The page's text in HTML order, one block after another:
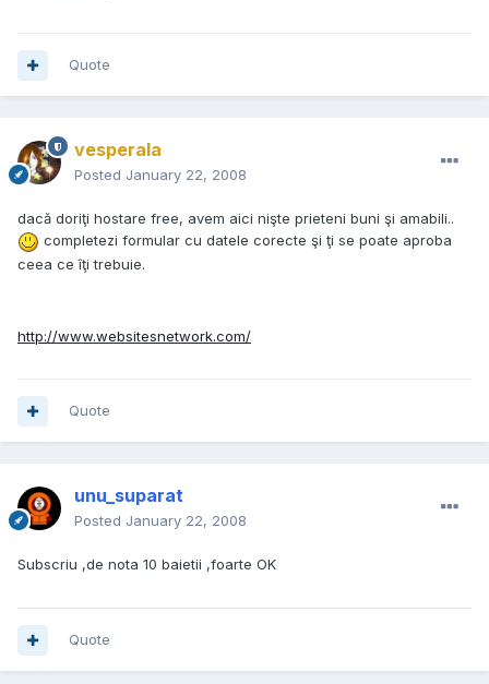
Quote
vesperala
Posted January 22, 2008
dacă doriţi hostare free, avem aici nişte prieteni buni şi amabili..
completezi formular cu datele corecte şi ţi se poate aproba
ceea ce îţi trebuie.
http://www.websitesnetwork.com/
Quote
unu_suparat
Posted January 22, 2008
Subscriu ,de nota 10 baietii ,foarte OK
Quote